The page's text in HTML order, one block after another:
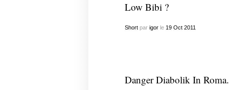
Low Bibi ?
Shortpar igorle 19 Oct 2011
Danger Diabolik In Roma.